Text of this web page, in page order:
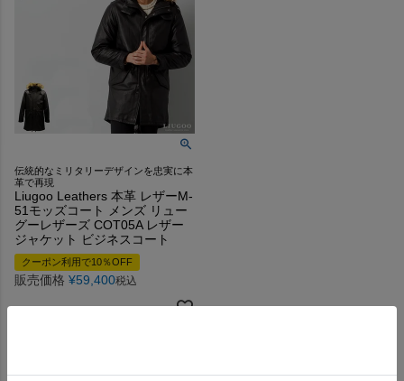
伝統的なミリタリーデザインを忠実に本
革で再現
Liugoo Leathers 本革 レザーM-
51モッズコート メンズ リュー
グーレザーズ COT05A レザー
ジャケット ビジネスコート
クーポン利用で10％OFF
販売価格 ¥59,400税込